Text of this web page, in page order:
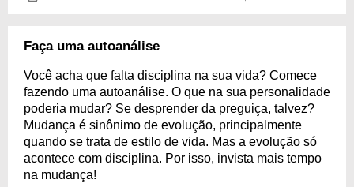
Faça uma autoanálise
Você acha que falta disciplina na sua vida? Comece
fazendo uma autoanálise. O que na sua personalidade
poderia mudar? Se desprender da preguiça, talvez?
Mudança é sinônimo de evolução, principalmente
quando se trata de estilo de vida. Mas a evolução só
acontece com disciplina. Por isso, invista mais tempo
na mudança!